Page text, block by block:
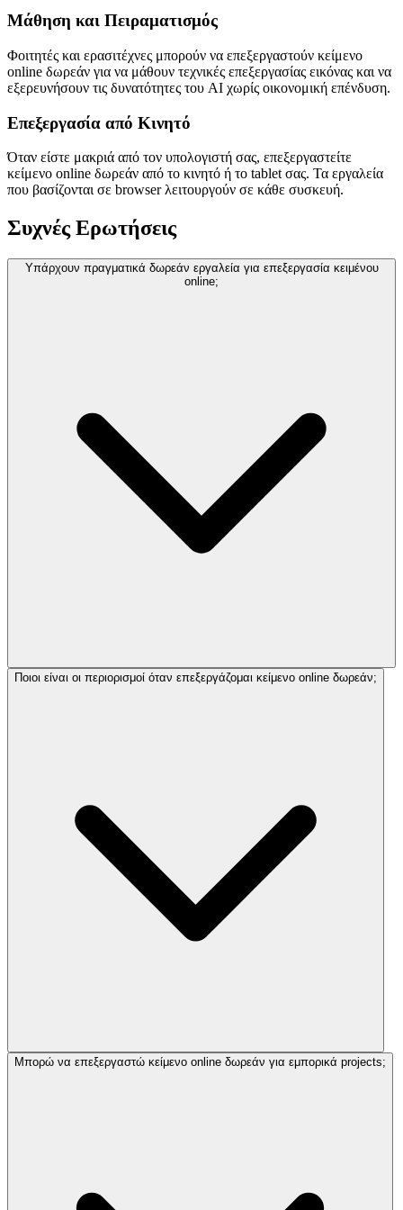
Μάθηση και Πειραματισμός
Φοιτητές και ερασιτέχνες μπορούν να επεξεργαστούν κείμενο
online δωρεάν για να μάθουν τεχνικές επεξεργασίας εικόνας και να
εξερευνήσουν τις δυνατότητες του AI χωρίς οικονομική επένδυση.
Επεξεργασία από Κινητό
Όταν είστε μακριά από τον υπολογιστή σας, επεξεργαστείτε
κείμενο online δωρεάν από το κινητό ή το tablet σας. Τα εργαλεία
που βασίζονται σε browser λειτουργούν σε κάθε συσκευή.
Συχνές Ερωτήσεις
Υπάρχουν πραγματικά δωρεάν εργαλεία για επεξεργασία κειμένου
online;
Ποιοι είναι οι περιορισμοί όταν επεξεργάζομαι κείμενο online δωρεάν;
Μπορώ να επεξεργαστώ κείμενο online δωρεάν για εμπορικά projects;